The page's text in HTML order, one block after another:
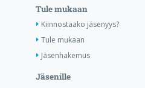
Tule mukaan
Kiinnostaako jäsenyys?
Tule mukaan
Jäsenhakemus
Jäsenille